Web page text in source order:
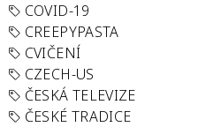
COVID-19
CREEPYPASTA
CVIČENÍ
CZECH-US
ČESKÁ TELEVIZE
ČESKÉ TRADICE